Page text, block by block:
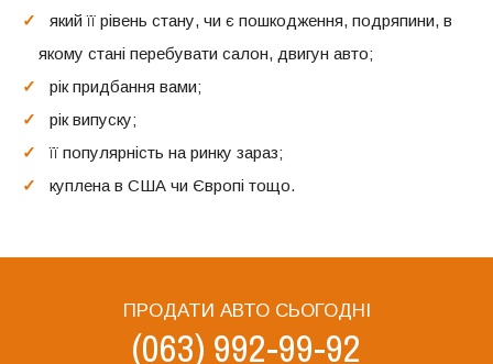
який її рівень стану, чи є пошкодження, подряпини, в
якому стані перебувати салон, двигун авто;
рік придбання вами;
рік випуску;
її популярність на ринку зараз;
куплена в США чи Європі тощо.
ПРОДАТИ АВТО СЬОГОДНІ
(063) 992-99-92